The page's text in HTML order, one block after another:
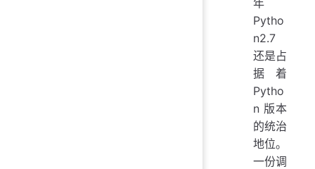
Pytho
n2.7
还是占
据着
Pytho
n 版本
的统治
地位。
一份调